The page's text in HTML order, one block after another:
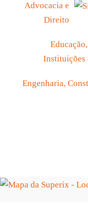
Advocacia e
Direito
Instituições
Engenharia,